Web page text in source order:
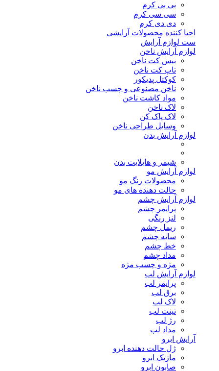
بی بی کرم
سی سی کرم
دی دی کرم
احیا کننده محصولات آرایشی
ست لوازم آرایش
لوازم آرایش ناخن
بیس کت ناخن
تاپ کت ناخن
کوکتل پدیکور
ناخن مصنوعی و چسب ناخن
مواد کاشت ناخن
لاک ناخن
لاک پاک کن
وسایل طراحی ناخن
لوازم آرایش بدن
شیمر و هایلایت بدن
لوازم آرایش مو
محصولات رنگ مو
حالت دهنده های مو
لوازم آرایش چشم
پرایمر چشم
لنز رنگی
ریمل چشم
سایه چشم
خط چشم
مداد چشم
مژه و چسب مژه
لوازم آرایش لب
پرایمر لب
برق لب
لاک لب
تینت لب
رژ لب
مداد لب
آرایش ابرو
ژل حالت دهنده ابرو
ماژیک ابرو
صابون ابرو